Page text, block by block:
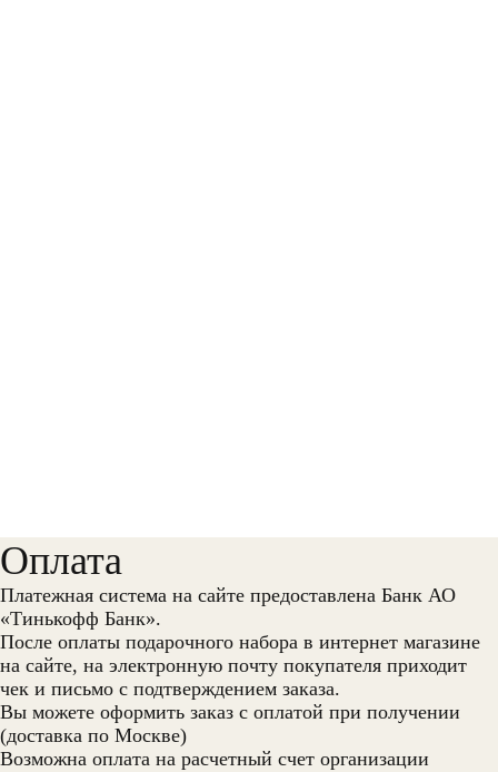
Оплата
Платежная система на сайте предоставлена Банк АО
«Тинькофф Банк».
После оплаты подарочного набора в интернет магазине
на сайте, на электронную почту покупателя приходит
чек и письмо с подтверждением заказа.
Вы можете оформить заказ с оплатой при получении
(доставка по Москве)
Возможна оплата на расчетный счет организации